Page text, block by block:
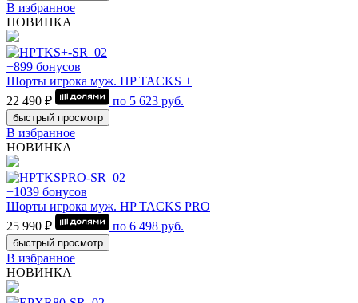
В избранное
НОВИНКА
+899 бонусов
Шорты игрока муж. HP TACKS +
22 490 ₽
по 5 623 руб.
быстрый просмотр
В избранное
НОВИНКА
+1039 бонусов
Шорты игрока муж. HP TACKS PRO
25 990 ₽
по 6 498 руб.
быстрый просмотр
В избранное
НОВИНКА